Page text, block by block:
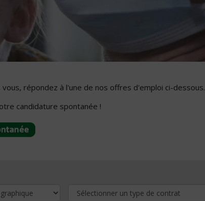
répondez à l'une de nos offres d'emploi ci-dessous.
candidature spontanée !